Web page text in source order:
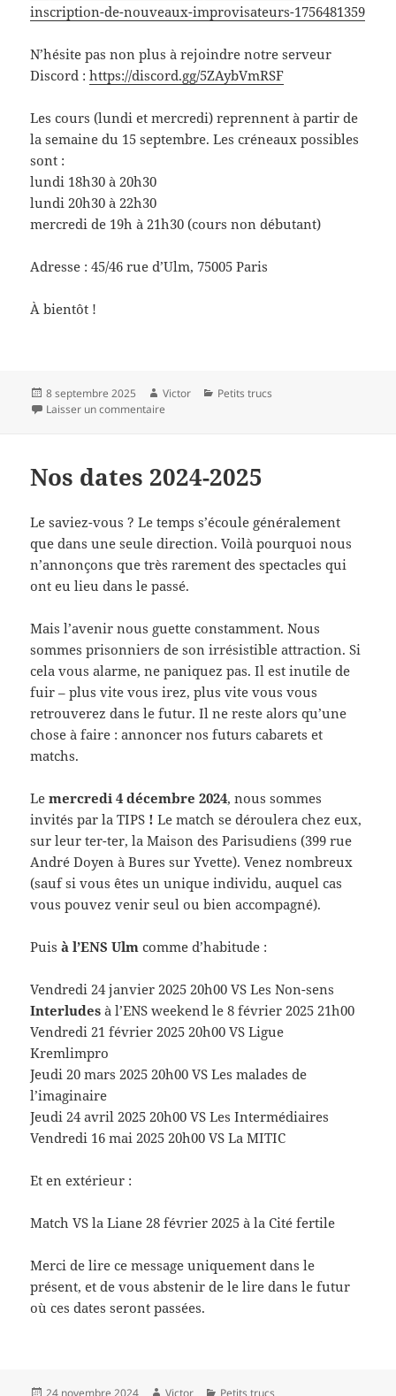
inscription-de-nouveaux-improvisateurs-1756481359
N’hésite pas non plus à rejoindre notre serveur
Discord :https://discord.gg/5ZAybVmRSF
Les cours (lundi et mercredi) reprennent à partir de
la semaine du 15 septembre. Les créneaux possibles
sont :
lundi 18h30 à 20h30
lundi 20h30 à 22h30
mercredi de 19h à 21h30 (cours non débutant)
Adresse : 45/46 rue d’Ulm, 75005 Paris
À bientôt !
Publié
le
8 septembre 2025 Auteur
Victor Catégories
Petits trucs
Laisser un commentaire
Nos dates 2024-2025
Le saviez-vous ? Le temps s’écoule généralement
que dans une seule direction. Voilà pourquoi nous
n’annonçons que très rarement des spectacles qui
ont eu lieu dans le passé.
Mais l’avenir nous guette constamment. Nous
sommes prisonniers de son irrésistible attraction. Si
cela vous alarme, ne paniquez pas. Il est inutile de
fuir – plus vite vous irez, plus vite vous vous
retrouverez dans le futur. Il ne reste alors qu’une
chose à faire : annoncer nos futurs cabarets et
matchs.
Lemercredi 4 décembre 2024, nous sommes
invités par la TIPS ! Le match se déroulera chez eux,
sur leur ter-ter, la Maison des Parisudiens (399 rue
André Doyen à Bures sur Yvette). Venez nombreux
(sauf si vous êtes un unique individu, auquel cas
vous pouvez venir seul ou bien accompagné).
Puisà l’ENS Ulm comme d’habitude :
Vendredi 24 janvier 2025 20h00 VS Les Non-sens
Interludes à l’ENS weekend le 8 février 2025 21h00
Vendredi 21 février 2025 20h00 VS Ligue
Kremlimpro
Jeudi 20 mars 2025 20h00 VS Les malades de
l’imaginaire
Jeudi 24 avril 2025 20h00 VS Les Intermédiaires
Vendredi 16 mai 2025 20h00 VS La MITIC
Et en extérieur :
Match VS la Liane 28 février 2025 à la Cité fertile
Merci de lire ce message uniquement dans le
présent, et de vous abstenir de le lire dans le futur
où ces dates seront passées.
Publié
24 novembre 2024 Auteur
Victor Catégories
Petits trucs